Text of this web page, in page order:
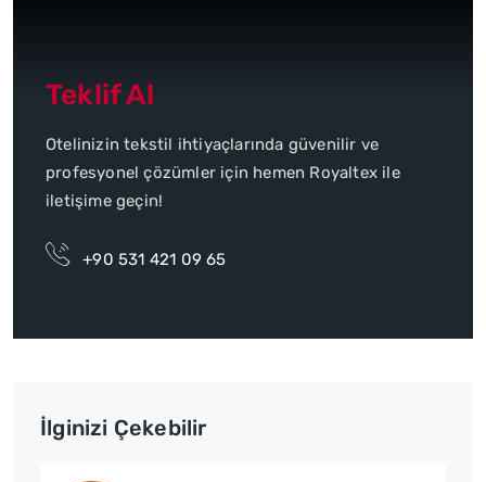
Teklif Al
Otelinizin tekstil ihtiyaçlarında güvenilir ve
profesyonel çözümler için hemen Royaltex ile
iletişime geçin!
+90 531 421 09 65
İlginizi Çekebilir